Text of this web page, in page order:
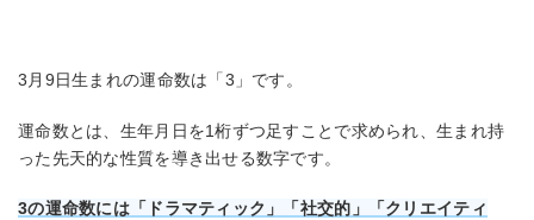
3月9日生まれの運命数は「3」です。
運命数とは、生年月日を1桁ずつ足すことで求められ、生まれ持
った先天的な性質を導き出せる数字です。
3の運命数には「ドラマティック」「社交的」「クリエイティ